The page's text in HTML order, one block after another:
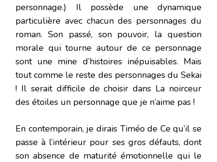
personnage.) Il possède une dynamique
particulière avec chacun des personnages du
roman. Son passé, son pouvoir, la question
morale qui tourne autour de ce personnage
sont une mine d’histoires inépuisables. Mais
tout comme le reste des personnages du Sekai
! Il serait difficile de choisir dans La noirceur
des étoiles un personnage que je n’aime pas !
En contemporain, je dirais Timéo de Ce qu’il se
passe à l’intérieur pour ses gros défauts, dont
son absence de maturité émotionnelle qui le